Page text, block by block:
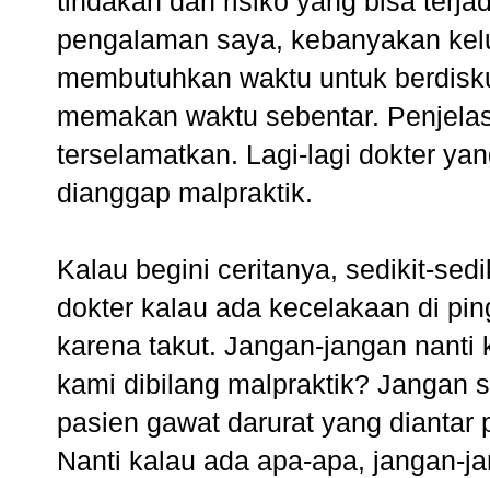
pengalaman saya, kebanyakan
membutuhkan waktu untuk
memakan waktu sebentar.
terselamatkan. Lagi-lagi dokter
dianggap malpraktik.
Kalau begini ceritanya, sedikit-
dokter kalau ada kecelakaan di
karena takut. Jangan-jangan
kami dibilang malpraktik? Jangan
pasien gawat darurat yang
Nanti kalau ada apa-apa, jangan-